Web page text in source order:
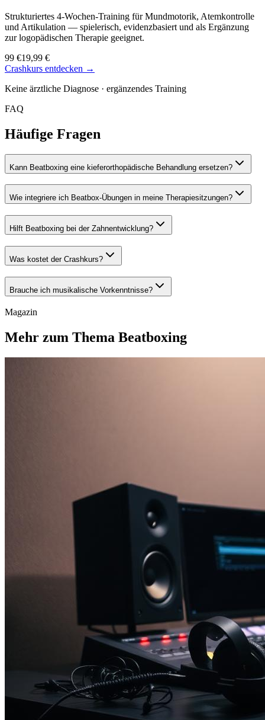
Strukturiertes 4-Wochen-Training für Mundmotorik, Atemkontrolle
und Artikulation — spielerisch, evidenzbasiert und als Ergänzung
zur logopädischen Therapie geeignet.
99 €19,99 €
Crashkurs entdecken →
Keine ärztliche Diagnose · ergänzendes Training
FAQ
Häufige Fragen
Kann Beatboxing eine kieferorthopädische Behandlung ersetzen?
Wie integriere ich Beatbox-Übungen in meine Therapiesitzungen?
Hilft Beatboxing bei der Zahnentwicklung?
Was kostet der Crashkurs?
Brauche ich musikalische Vorkenntnisse?
Magazin
Mehr zum Thema Beatboxing